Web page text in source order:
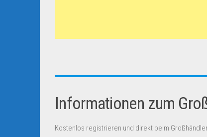
Informationen zum
Kostenlos registrieren und direkt beim